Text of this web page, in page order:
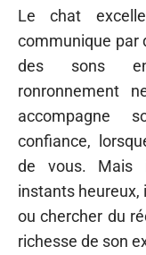
Le chat
communique par
des sons
ronronnement
accompagne
confiance,
de vous. Mais
instants heureux,
ou chercher du
richesse de son